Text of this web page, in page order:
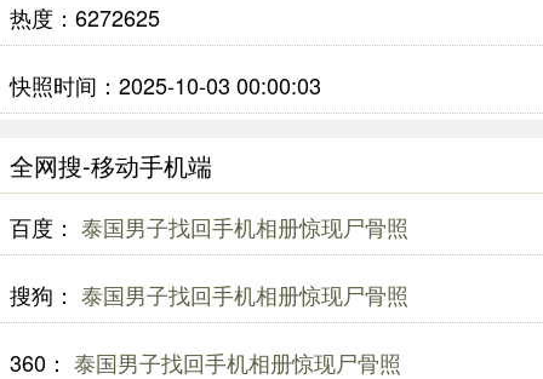
热度：6272625
快照时间：2025-10-03 00:00:03
全网搜-移动手机端
百度： 泰国男子找回手机相册惊现尸骨照
搜狗： 泰国男子找回手机相册惊现尸骨照
360： 泰国男子找回手机相册惊现尸骨照